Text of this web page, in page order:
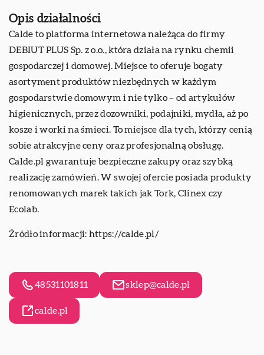
Opis działalności
Calde to platforma internetowa należąca do firmy
DEBIUT PLUS Sp. z o.o., która działa na rynku chemii
gospodarczej i domowej. Miejsce to oferuje bogaty
asortyment produktów niezbędnych w każdym
gospodarstwie domowym i nie tylko – od artykułów
higienicznych, przez dozowniki, podajniki, mydła, aż po
kosze i worki na śmieci. To miejsce dla tych, którzy cenią
sobie atrakcyjne ceny oraz profesjonalną obsługę.
Calde.pl gwarantuje bezpieczne zakupy oraz szybką
realizację zamówień. W swojej ofercie posiada produkty
renomowanych marek takich jak Tork, Clinex czy
Ecolab.
Źródło informacji: https://calde.pl/
48531101811 sklep@calde.pl
calde.pl